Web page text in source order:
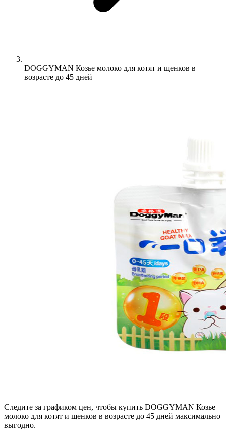
DOGGYMAN Козье молоко для котят и щенков в
возрасте до 45 дней
Следите за графиком цен, чтобы купить DOGGYMAN Козье
молоко для котят и щенков в возрасте до 45 дней максимально
выгодно.